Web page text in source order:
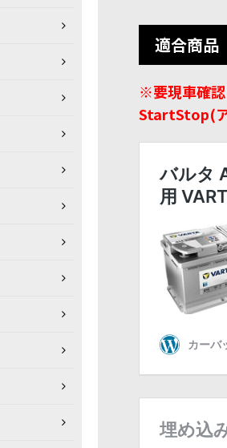
適合商品
※要現車確認
StartStop(ア